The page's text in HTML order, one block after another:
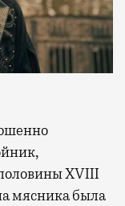
XVIII
мясника была